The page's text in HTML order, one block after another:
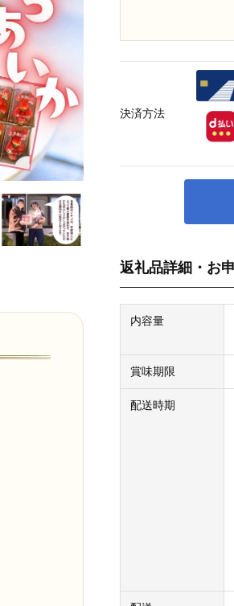
返礼品詳細・お
内容量
賞味期限
配送時期
決済方法